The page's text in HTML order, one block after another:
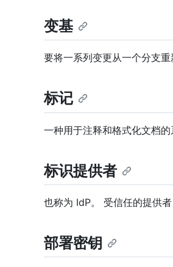
变基
要将一系列变更从一个分支
标记
一种用于注释和格式化文档的
标识提供者
也称为 IdP。 受信任的提供
部署密钥